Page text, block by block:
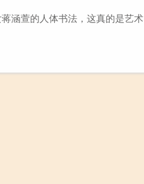
涵萱的人体书法，这真的是艺术